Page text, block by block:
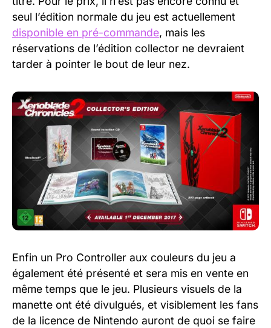
seul l’édition normale du jeu est actuellement
disponible en pré-commande, mais les
réservations de l’édition collector ne devraient
tarder à pointer le bout de leur nez.
Enfin un Pro Controller aux couleurs du jeu a
également été présenté et sera mis en vente en
même temps que le jeu. Plusieurs visuels de la
manette ont été divulgués, et visiblement les fans
de la licence de Nintendo auront de quoi se faire